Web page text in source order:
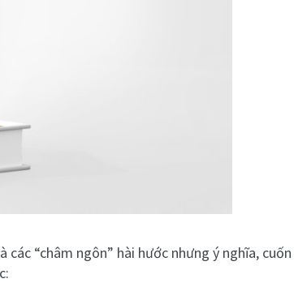
“châm ngôn” hài hước nhưng ý nghĩa,